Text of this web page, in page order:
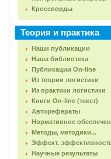
Кроссворды
Теория и практика
Наши публикации
Наша библиотека
Публикации On-line
Из теории логистики
Из практики логистики
Книги On-line (текст)
Авторефераты
Нормативное
Методы, методики...
Эффект,
Научные результаты